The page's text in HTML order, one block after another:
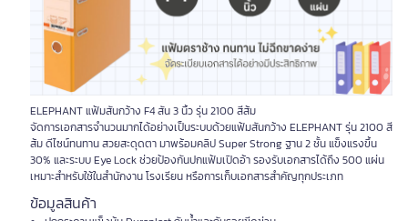
ELEPHANT แฟ้มสันกว้าง F4 สัน 3 นิ้ว รุ่น 2100 สีส้ม
จัดการเอกสารจำนวนมากได้อย่างเป็นระบบด้วยแฟ้มสันกว้าง ELEPHANT รุ่น 2100 สี
ส้ม ดีไซน์ทนทาน สวยสะดุดตา มาพร้อมคลิป Super Strong ฐาน 2 ชั้น แข็งแรงขึ้น
30% และระบบ Eye Lock ช่วยป้องกันปกแฟ้มเปิดอ้า รองรับเอกสารได้ถึง 500 แผ่น
เหมาะสำหรับใช้ในสำนักงาน โรงเรียน หรือการเก็บเอกสารสำคัญทุกประเภท
ข้อมูลสินค้า